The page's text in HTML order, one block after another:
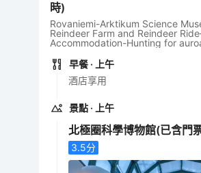
時)
Rovaniemi-Arktikum Science
Reindeer Farm and Reindeer
Accommodation-Hunting for
早餐 · 上午
酒店享用
景點 · 上午
北極圈科學博物館(已含門
3.5分